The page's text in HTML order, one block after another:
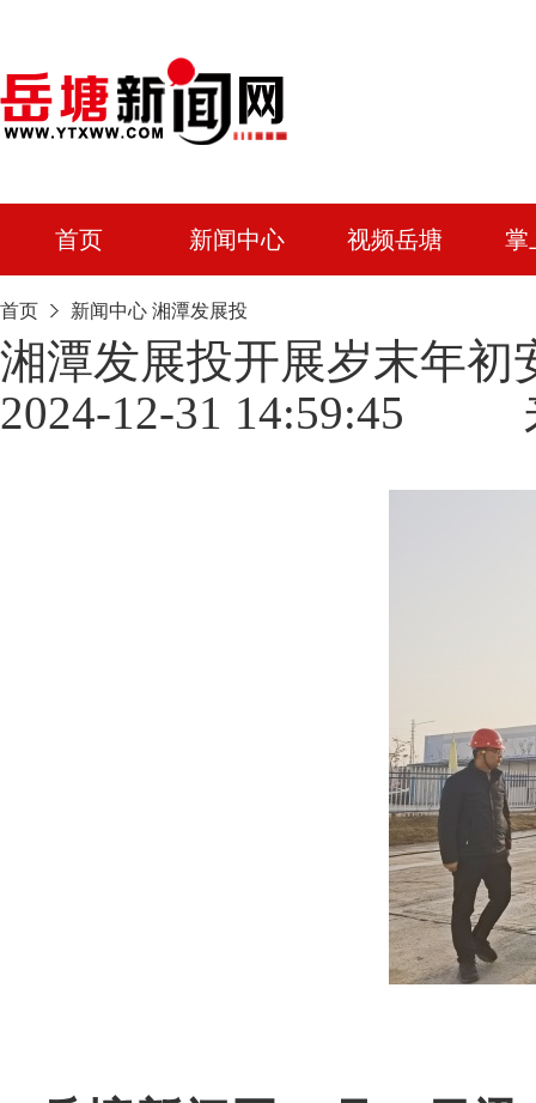
首页 新闻中心 视频岳塘 掌
首页 新闻中心 湘潭发展投
湘潭发展投开展岁末年初
2024-12-31 14:59:45